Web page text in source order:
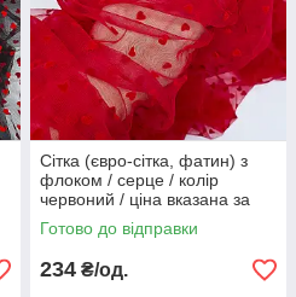
Сітка (євро-сітка, фатин) з
флоком / серце / колір
червоний / ціна вказана за
0,5 метра сітки
Готово до відправки
234 ₴/од.